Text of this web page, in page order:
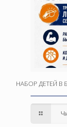
НАБОР ДЕТЕЙ В